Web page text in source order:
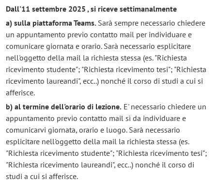
Dall'11 settembre 2025 , si riceve settimanalmente
a) sulla piattaforma Teams. Sarà sempre necessario chiedere
un appuntamento previo contatto mail per individuare e
comunicare giornata e orario. Sarà necessario esplicitare
nell'oggetto della mail la richiesta stessa (es. "Richiesta
ricevimento studente"; "Richiesta ricevimento tesi"; "Richiesta
ricevimento laureandi", ecc..) nonché il corso di studi a cui si
afferisce.
b) al termine dell'orario di lezione. E' necessario chiedere un
appuntamento previo contatto mail sì da individuare e
comunicarvi giornata, orario e luogo. Sarà necessario
esplicitare nell'oggetto della mail la richiesta stessa (es.
"Richiesta ricevimento studente"; "Richiesta ricevimento tesi";
"Richiesta ricevimento laureandi", ecc..) nonché il corso di
studi a cui si afferisce.